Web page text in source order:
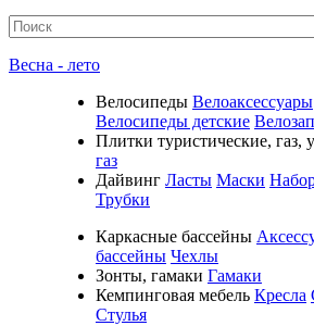
Весна - лето
Велосипеды Велоаксессуары
Велосипеды детские
Плитки туристические, газ,
газ
Дайвинг Ласты Маски
Трубки
Каркасные бассейны
бассейны Чехлы
Зонты, гамаки Гамаки
Кемпинговая мебель Кресла
Стулья